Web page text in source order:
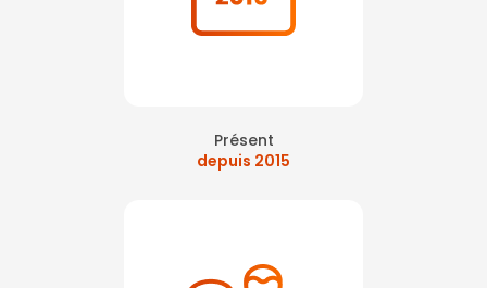
Présent
depuis 2015